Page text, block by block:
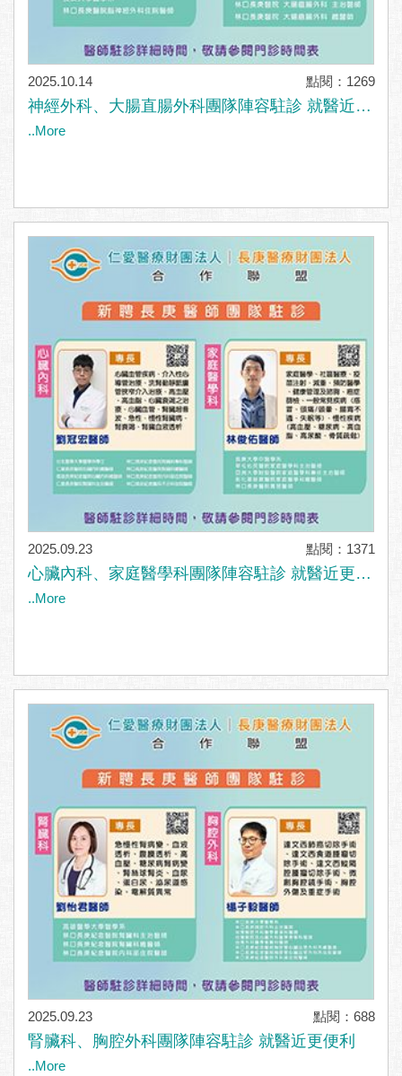
2025.10.14 點閱：1269
神經外科、大腸直腸外科團隊陣容駐診 就醫近更
便利
..More
2025.09.23 點閱：1371
心臟內科、家庭醫學科團隊陣容駐診 就醫近更便
利
..More
2025.09.23 點閱：688
腎臟科、胸腔外科團隊陣容駐診 就醫近更便利
..More